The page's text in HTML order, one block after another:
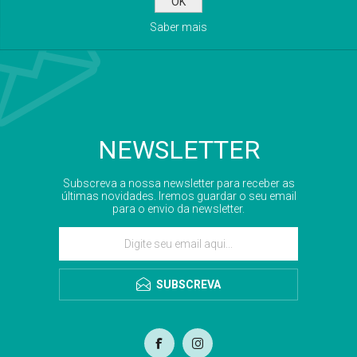
NEWSLETTER
Subscreva a nossa newsletter para receber as
últimas novidades. Iremos guardar o seu email
para o envio da newsletter.
SUBSCREVA
Saber mais